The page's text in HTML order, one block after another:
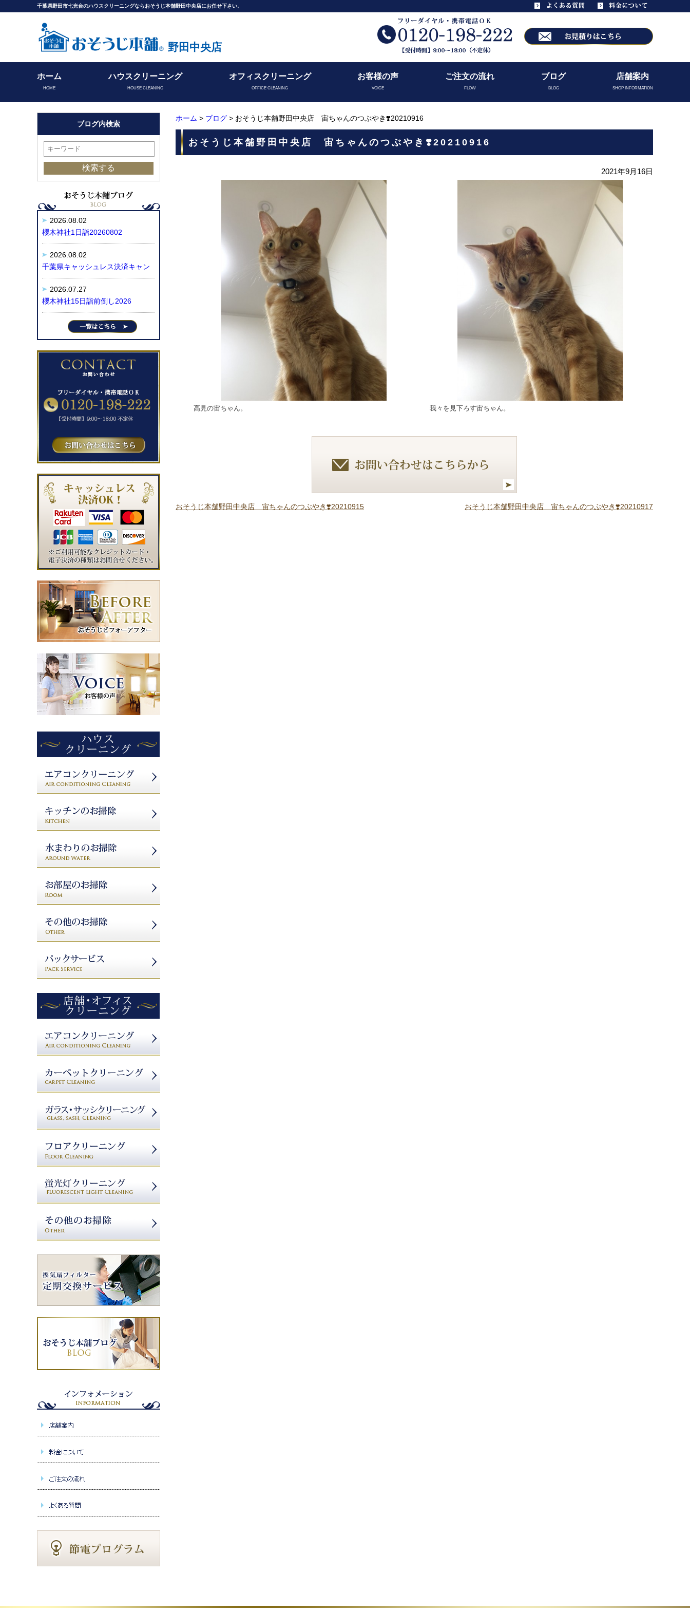
千葉県野田市七光台のハウスクリーニングならおそうじ本舗野田中央店にお任せ下さい。
野田中央店
ホーム
HOME
ハウスクリーニング
HOUSE CLEANING
オフィスクリーニング
OFFICE CLEANING
お客様の声
VOICE
ご注文の流れ
FLOW
ブログ
BLOG
店舗案内
SHOP INFORMATION
ホーム > ブログ > おそうじ本舗野田中央店 宙ちゃんのつぶやき❣️20210916
おそうじ本舗野田中央店 宙ちゃんのつぶやき❣️20210916
2021年9月16日
高見の宙ちゃん。 我々を見下ろす宙ちゃん。
おそうじ本舗野田中央店 宙ちゃんのつぶやき❣️20210915 おそうじ本舗野田中央店 宙ちゃんのつぶやき❣️20210917
ブログ内検索
2026.08.02
櫻木神社1日詣20260802
2026.08.02
千葉県キャッシュレス決済キャン
2026.07.27
櫻木神社15日詣前倒し2026